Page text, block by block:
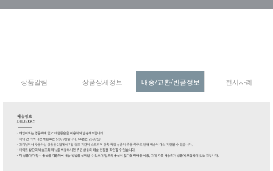
상품알림 상품상세정보 배송/교환/반품정보 전시사례